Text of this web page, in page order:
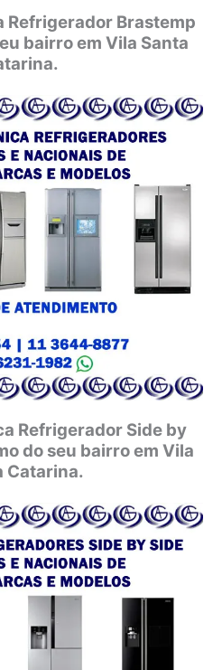
Brastemp
bairro em Vila Santa
Refrigerador Side by
do seu bairro em Vila
Catarina.